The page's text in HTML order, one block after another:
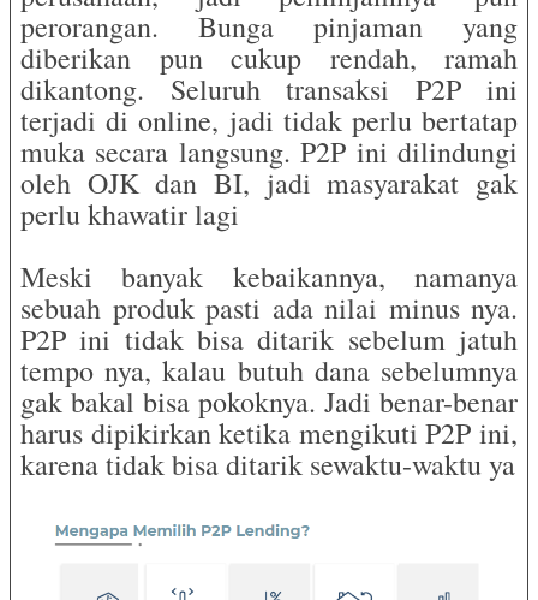
perorangan. Bunga pinjaman yang
diberikan pun cukup rendah, ramah
dikantong. Seluruh transaksi P2P ini
terjadi di online, jadi tidak perlu bertatap
muka secara langsung. P2P ini dilindungi
oleh OJK dan BI, jadi masyarakat gak
perlu khawatir lagi
Meski banyak kebaikannya, namanya
sebuah produk pasti ada nilai minus nya.
P2P ini tidak bisa ditarik sebelum jatuh
tempo nya, kalau butuh dana sebelumnya
gak bakal bisa pokoknya. Jadi benar-benar
harus dipikirkan ketika mengikuti P2P ini,
karena tidak bisa ditarik sewaktu-waktu ya